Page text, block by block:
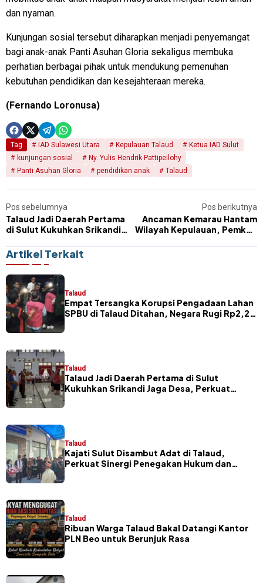
dan nyaman.
Kunjungan sosial tersebut diharapkan menjadi penyemangat
bagi anak-anak Panti Asuhan Gloria sekaligus membuka
perhatian berbagai pihak untuk mendukung pemenuhan
kebutuhan pendidikan dan kesejahteraan mereka.
(Fernando Loronusa)
Tag IAD Sulawesi Utara Kepulauan Talaud
Ketua IAD Sulut
kunjungan sosial
Ny. Yulis Hendrik Pattipeilohy
Panti Asuhan Gloria
pendidikan anak Talaud
Pos sebelumnya
Talaud Jadi Daerah Pertama
di Sulut Kukuhkan Srikandi
Pembangunan Desa
Pos berikutnya
Ancaman Kemarau Hantam
Wilayah Kepulauan, Pemkab
Krisis Air dan Karhutla
Artikel Terkait
Talaud
Empat Tersangka Korupsi Pengadaan Lahan
SPBU di Talaud Ditahan, Negara Rugi Rp2,2
Talaud
Talaud Jadi Daerah Pertama di Sulut
Kukuhkan Srikandi Jaga Desa, Perkuat
Talaud
Kajati Sulut Disambut Adat di Talaud,
Perkuat Sinergi Penegakan Hukum dan
Talaud
Ribuan Warga Talaud Bakal Datangi Kantor
PLN Beo untuk Berunjuk Rasa